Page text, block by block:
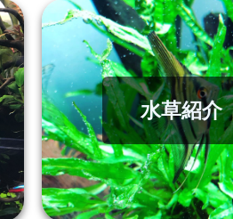
水草紹介